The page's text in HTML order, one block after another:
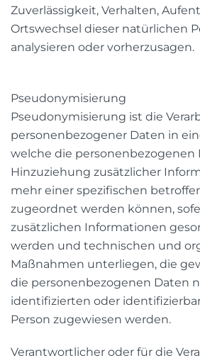
Zuverlässigkeit, Verhalten,
Ortswechsel dieser natürlichen
analysieren oder vorherzusagen.
Pseudonymisierung
Pseudonymisierung ist die
personenbezogener Daten in
welche die personenbezogenen
Hinzuziehung zusätzlicher
mehr einer spezifischen
zugeordnet werden können,
zusätzlichen Informationen
werden und technischen und
Maßnahmen unterliegen, die
die personenbezogenen Daten
identifizierten oder
Person zugewiesen werden.
Verantwortlicher oder für die